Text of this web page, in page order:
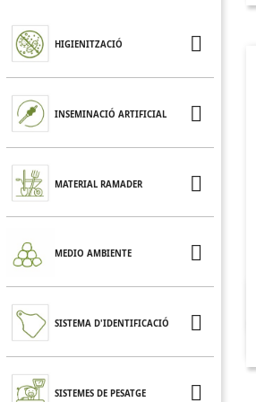
HIGIENITZACIÓ 
INSEMINACIÓ ARTIFICIAL 
MATERIAL RAMADER 
MEDIO AMBIENTE 
SISTEMA D'IDENTIFICACIÓ 
SISTEMES DE PESATGE 